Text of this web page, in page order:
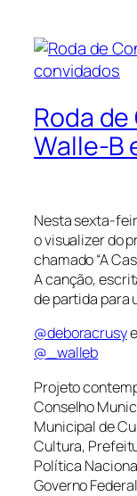
Roda
Walle-B
Nesta sexta-
o visualizer do
chamado “A
A canção,
de partida para
@deboracrusye
@_walleb
Projeto
Conselho
Municipal de
Cultura,
Política
Governo